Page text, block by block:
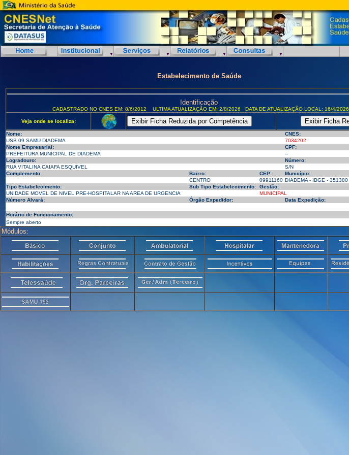
Estabelecimento de Saúde
Identificação
CADASTRADO NO CNES EM: 8/6/2012 ULTIMA ATUALIZAÇÃO EM: 2/8/2026 DATA DE ATUALIZAÇÃO LOCAL: 16/4/2026
Veja onde se localiza:
Nome: CNES:
USB 09 SAMU DIADEMA
7034202
Nome Empresarial:
CPF:
PREFEITURA MUNICIPAL DE DIADEMA
--
Logradouro:
Número:
RUA VITALINA CAIAFA ESQUIVEL
S/N
Complemento:
Bairro: CEP: Município:
CENTRO
09911160 DIADEMA - IBGE - 351380
Tipo Estabelecimento:
Sub Tipo Estabelecimento: Gestão:
UNIDADE MOVEL DE NIVEL PRE-HOSPITALAR NA AREA DE URGENCIA
MUNICIPAL
Número Alvará:
Órgão Expedidor: Data Expedição:
Horário de Funcionamento:
Sempre aberto
Módulos: